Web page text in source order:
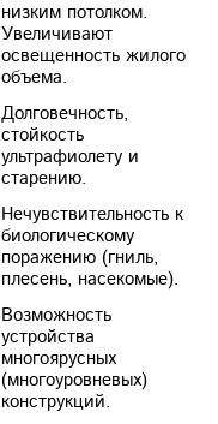
низким потолком.
Увеличивают
освещенность жилого
объема.
Долговечность,
стойкость
ультрафиолету и
старению.
Нечувствительность к
биологическому
поражению (гниль,
плесень, насекомые).
Возможность
устройства
многоярусных
(многоуровневых)
конструкций.